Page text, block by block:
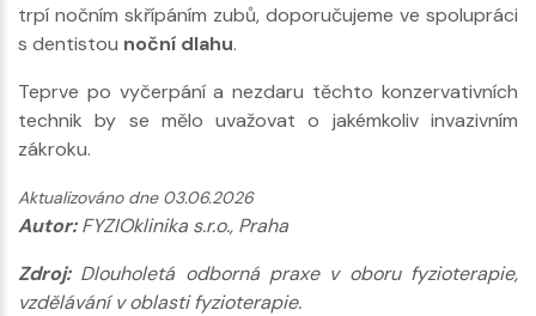
trpí nočním skřípáním zubů, doporučujeme ve spolupráci
s dentistou noční dlahu.
Teprve po vyčerpání a nezdaru těchto konzervativních
technik by se mělo uvažovat o jakémkoliv invazivním
zákroku.
Aktualizováno dne 03.06.2026
Autor:FYZIOklinika s.r.o., Praha
Zdroj: Dlouholetá odborná praxe v oboru fyzioterapie,
vzdělávání v oblasti fyzioterapie.